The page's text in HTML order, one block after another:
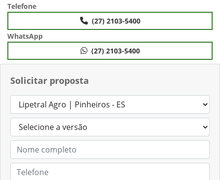
Solicitar proposta
Telefone
(27) 2103-5400
WhatsApp
(27) 2103-5400